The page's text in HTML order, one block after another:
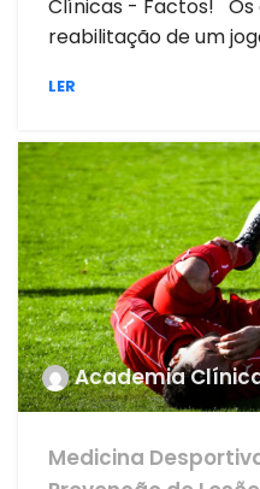
Clínicas - Factos! Os
reabilitação de um
LER
Academia
Medicina